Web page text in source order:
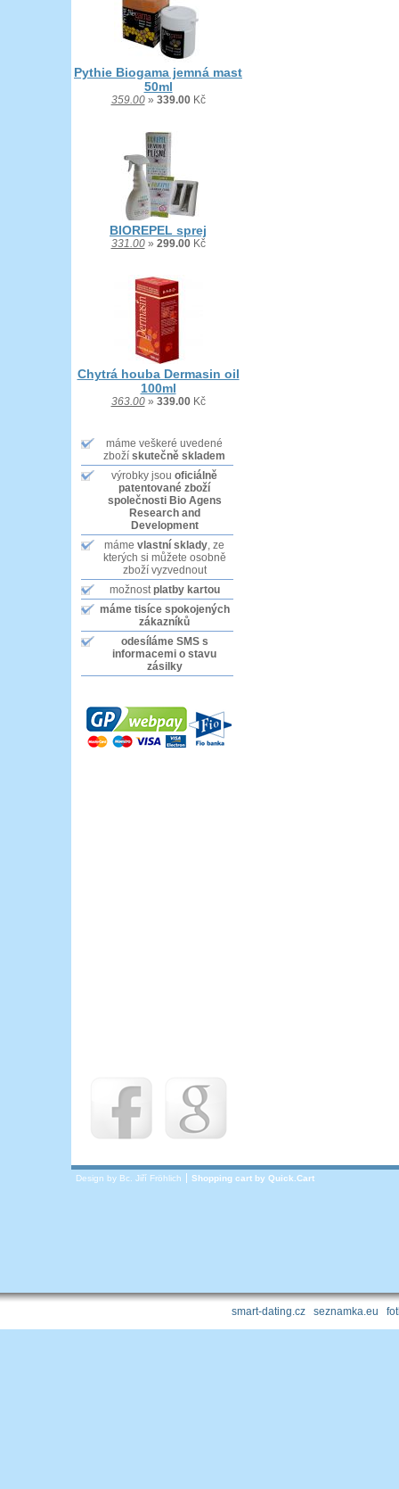
Pythie Biogama jemná mast
50ml
359.00» 339.00Kč
BIOREPEL sprej
331.00» 299.00Kč
Chytrá houba Dermasin oil
100ml
363.00» 339.00Kč
máme veškeré uvedené
zboží skutečně skladem
výrobky jsou oficiálně
patentované zboží
společnosti Bio Agens
Research and
Development
máme vlastní sklady, ze
kterých si můžete osobně
zboží vyzvednout
možnostplatby kartou
máme tisíce spokojených
zákazníků
odesíláme SMSs
informacemi o stavu
zásilky
Design by Bc. Jiří Fröhlich Shopping cart by Quick.Cart
smart-dating.cz seznamka.eu